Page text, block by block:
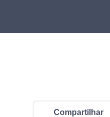
Compartilhar